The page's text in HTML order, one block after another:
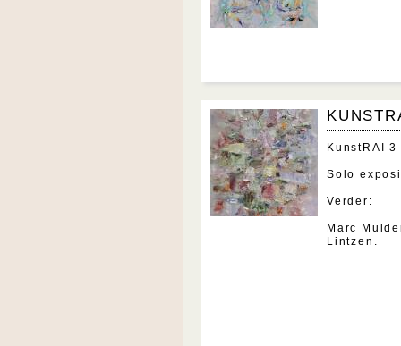
KunstRAI
Solo
Verder:
Marc
Lintzen.